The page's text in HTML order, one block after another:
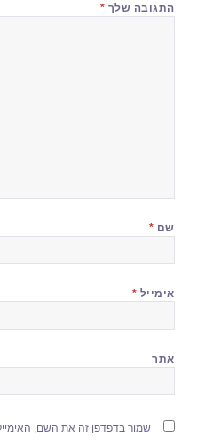
התגובה שלך *
שם *
אימייל *
אתר
שמור בדפדפן זה את השם,